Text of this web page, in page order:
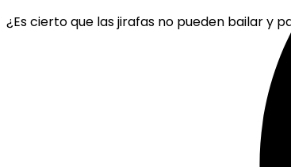
¿Es cierto que las jirafas no pueden bailar y